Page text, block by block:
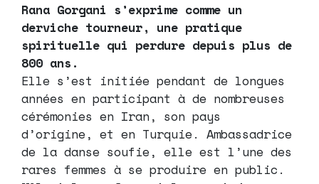
Rana Gorgani s’exprime comme un
derviche tourneur, une pratique
spirituelle qui perdure depuis plus de
800 ans.
Elle s’est initiée pendant de longues
années en participant à de nombreuses
cérémonies en Iran, son pays
d’origine, et en Turquie. Ambassadrice
de la danse soufie, elle est l’une des
rares femmes à se produire en public.